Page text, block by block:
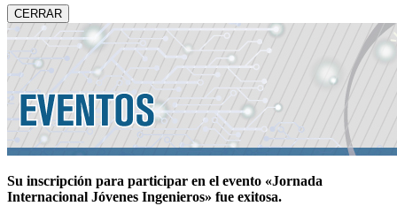
CERRAR
Su inscripción para participar en el evento «Jornada
Internacional Jóvenes Ingenieros» fue exitosa.